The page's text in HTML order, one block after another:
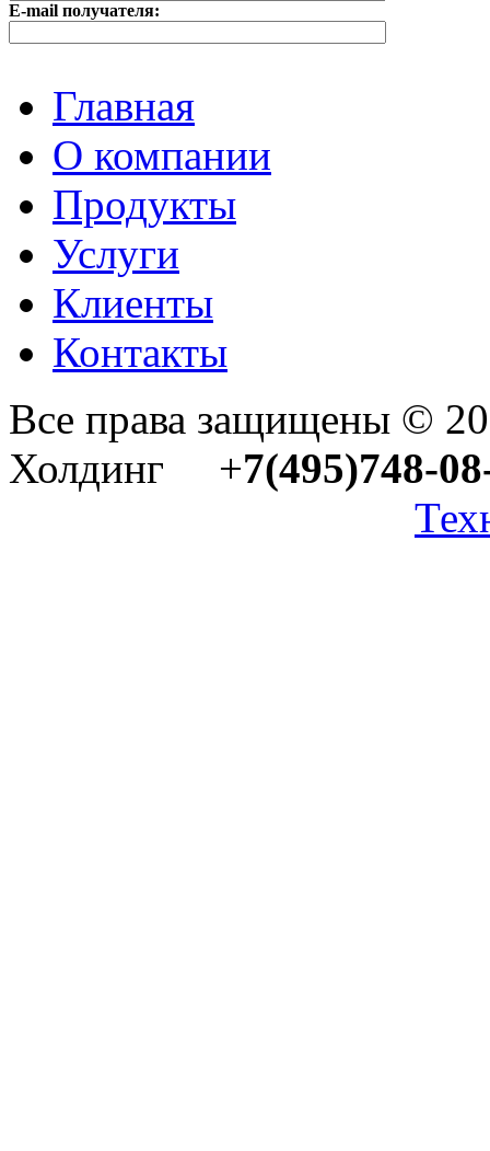
E-mail получателя:
Главная
О компании
Продукты
Услуги
Клиенты
Контакты
Все права защищены ©
Холдинг +7(495)748-